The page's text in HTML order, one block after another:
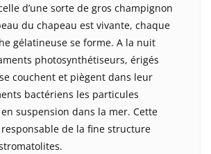
d’une sorte de gros champignon
du chapeau est vivante, chaque
gélatineuse se forme. A la nuit
photosynthétiseurs, érigés
couchent et piègent dans leur
bactériens les particules
suspension dans la mer. Cette
de la fine structure